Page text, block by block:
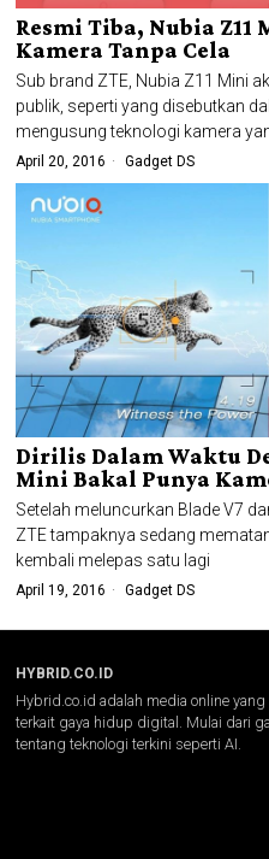
Resmi Tiba, Nubia
Kamera Tanpa Cela
Sub brand ZTE, Nubia Z11 Mini
publik, seperti yang disebutkan
mengusung teknologi kamera
April 20, 2016 Gadget DS
Dirilis Dalam Waktu
Mini Bakal Punya
Setelah meluncurkan Blade V7
ZTE tampaknya sedang
kembali melepas satu lagi
April 19, 2016 Gadget DS
HYBRID.CO.ID
Hybrid.co.id adalah media online
terkait gaya hidup digital. Mulai dari
tentang teknologi terkini seperti AI.